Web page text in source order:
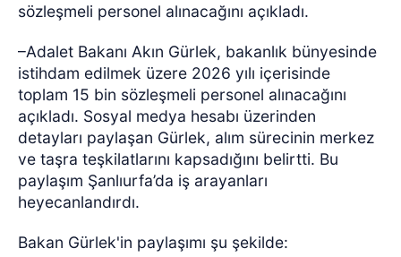
sözleşmeli personel alınacağını açıkladı.
–Adalet Bakanı Akın Gürlek, bakanlık bünyesinde
istihdam edilmek üzere 2026 yılı içerisinde
toplam 15 bin sözleşmeli personel alınacağını
açıkladı. Sosyal medya hesabı üzerinden
detayları paylaşan Gürlek, alım sürecinin merkez
ve taşra teşkilatlarını kapsadığını belirtti. Bu
paylaşım Şanlıurfa’da iş arayanları
heyecanlandırdı.
Bakan Gürlek'in paylaşımı şu şekilde: